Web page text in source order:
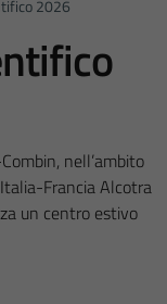
2026
nell’ambito
Francia Alcotra
un centro estivo